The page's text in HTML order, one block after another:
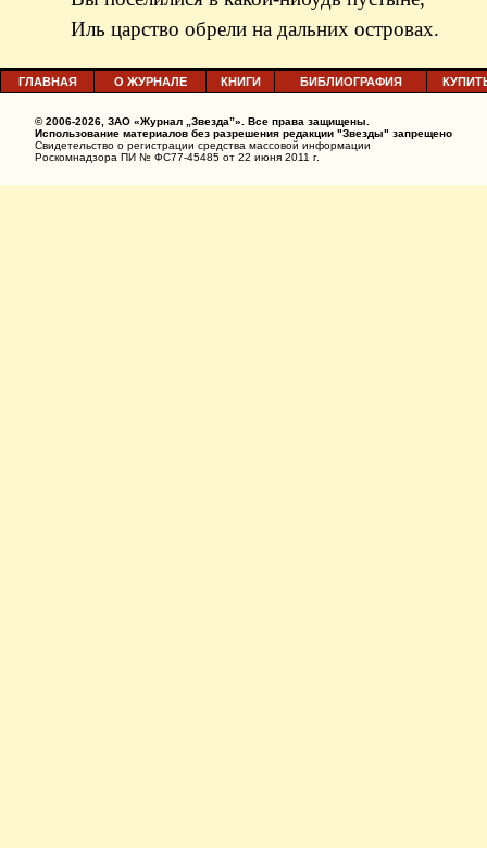
Иль царство обрели на дальних островах.
ГЛАВНАЯ О ЖУРНАЛЕ КНИГИ БИБЛИОГРАФИЯ
© 2006-2026, ЗАО «Журнал „Звезда”». Все права защищены.
Использование материалов без разрешения редакции "Звезды" запрещено
Свидетельство о регистрации средства массовой информации
Роскомнадзора ПИ № ФС77-45485 от 22 июня 2011 г.